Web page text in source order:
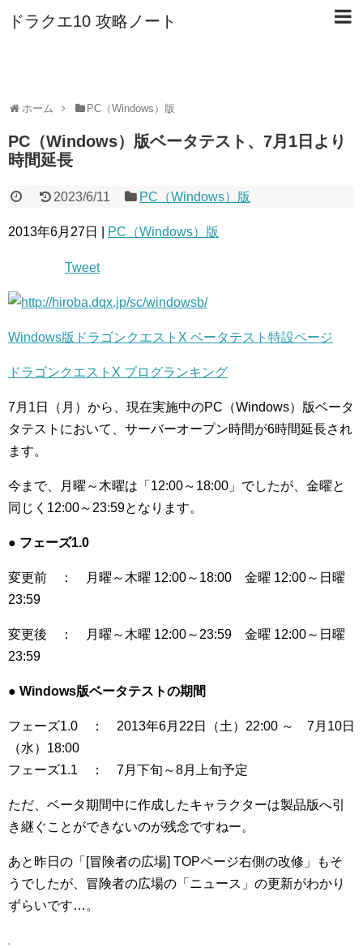
ドラクエ10 攻略ノート
ホーム PC（Windows）版
PC（Windows）版ベータテスト、7月1日より
時間延長
2023/6/11 PC（Windows）版
2013年6月27日 | PC（Windows）版
Tweet
Windows版ドラゴンクエストX ベータテスト特設ページ
ドラゴンクエストX ブログランキング
7月1日（月）から、現在実施中のPC（Windows）版ベータ
タテストにおいて、サーバーオープン時間が6時間延長され
ます。
今まで、月曜～木曜は「12:00～18:00」でしたが、金曜と
同じく12:00～23:59となります。
● フェーズ1.0
変更前 ： 月曜～木曜 12:00～18:00 金曜 12:00～日曜
23:59
変更後 ： 月曜～木曜 12:00～23:59 金曜 12:00～日曜
23:59
● Windows版ベータテストの期間
フェーズ1.0 ： 2013年6月22日（土）22:00 ～ 7月10日
（水）18:00
フェーズ1.1 ： 7月下旬～8月上旬予定
ただ、ベータ期間中に作成したキャラクターは製品版へ引
き継ぐことができないのが残念ですねー。
あと昨日の「[冒険者の広場] TOPページ右側の改修」もそ
うでしたが、冒険者の広場の「ニュース」の更新がわかり
ずらいです…。